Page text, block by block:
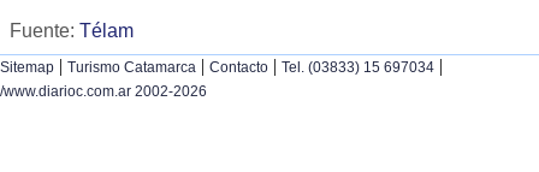
Fuente: Télam
Sitemap | Turismo Catamarca | Contacto | Tel. (03833) 15 697034 |
/www.diarioc.com.ar 2002-2026